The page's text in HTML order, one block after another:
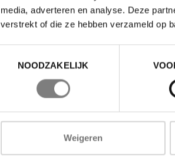
media, adverteren en analyse. Deze
verstrekt of die ze hebben verzameld op
NOODZAKELIJK
Weigeren